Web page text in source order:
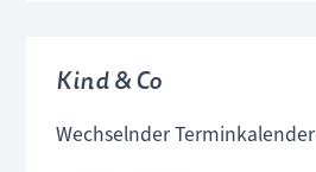
Kind & Co
Wechselnder Terminkalender